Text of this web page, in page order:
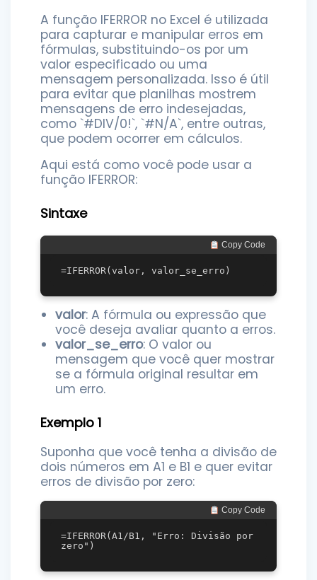
A função IFERROR no Excel é utilizada
para capturar e manipular erros em
fórmulas, substituindo-os por um
valor especificado ou uma
mensagem personalizada. Isso é útil
para evitar que planilhas mostrem
mensagens de erro indesejadas,
como `#DIV/0!`, `#N/A`, entre outras,
que podem ocorrer em cálculos.
Aqui está como você pode usar a
função IFERROR:
Sintaxe
Copy Code
valor: A fórmula ou expressão que
você deseja avaliar quanto a erros.
valor_se_erro: O valor ou
mensagem que você quer mostrar
se a fórmula original resultar em
um erro.
Exemplo 1
Suponha que você tenha a divisão de
dois números em A1 e B1 e quer evitar
erros de divisão por zero:
Copy Code
=IFERROR(A1/B1, "Erro: Divisão por